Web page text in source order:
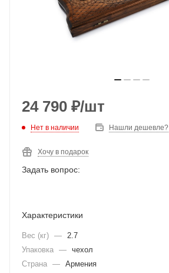
24 790 ₽/шт
Нет в наличии Нашли дешевле?
Хочу в подарок
Задать вопрос:
Характеристики
Вес (кг) — 2.7
Упаковка — чехол
Страна — Армения